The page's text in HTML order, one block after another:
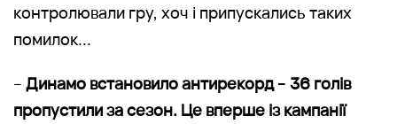
контролювали гру, хоч і припускались таких
помилок...
– Динамо встановило антирекорд– 36 голів
пропустили за сезон. Це вперше із кампанії